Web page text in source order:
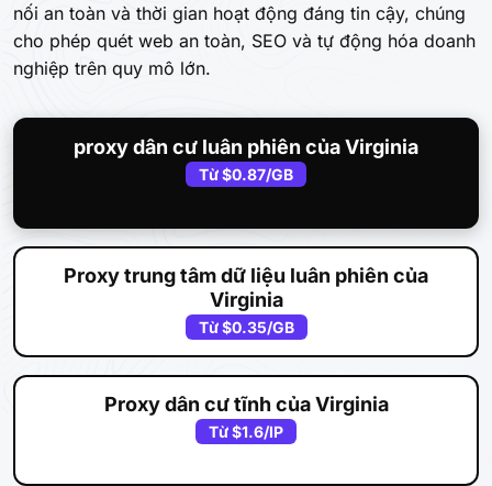
nối an toàn và thời gian hoạt động đáng tin cậy, chúng
cho phép quét web an toàn, SEO và tự động hóa doanh
nghiệp trên quy mô lớn.
proxy dân cư luân phiên của Virginia
Từ$0.87/GB
Proxy trung tâm dữ liệu luân phiên của
Virginia
Từ$0.35/GB
Proxy dân cư tĩnh của Virginia
Từ$1.6/IP